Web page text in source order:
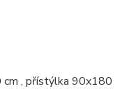
cm , přístýlka 90x180